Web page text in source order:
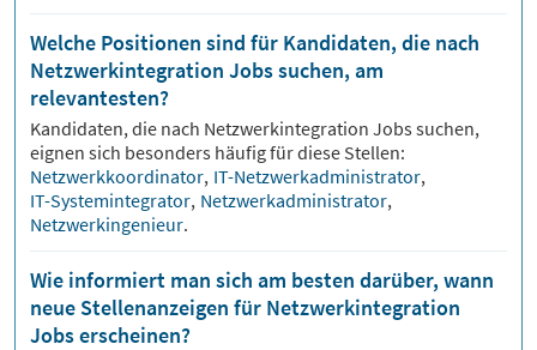
Welche Positionen sind für Kandidaten, die nach
Netzwerkintegration Jobs suchen, am
relevantesten?
Kandidaten, die nach Netzwerkintegration Jobs suchen,
eignen sich besonders häufig für diese Stellen:
Netzwerkkoordinator, IT-Netzwerkadministrator,
IT-Systemintegrator, Netzwerkadministrator,
Netzwerkingenieur.
Wie informiert man sich am besten darüber, wann
neue Stellenanzeigen für Netzwerkintegration
Jobs erscheinen?